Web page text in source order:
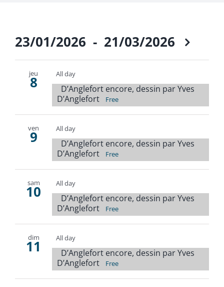
23/01/2026 - 21/03/2026
Select
date.
jeu
8 All day
D’Anglefort encore, dessin par Yves
D’Anglefort
Free
ven
9 All day
D’Anglefort encore, dessin par Yves
D’Anglefort
Free
sam
10 All day
D’Anglefort encore, dessin par Yves
D’Anglefort
Free
dim
11 All day
D’Anglefort encore, dessin par Yves
D’Anglefort
Free